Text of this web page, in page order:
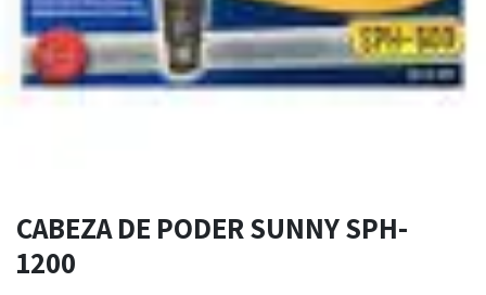
CABEZA DE PODER SUNNY SPH-
1200